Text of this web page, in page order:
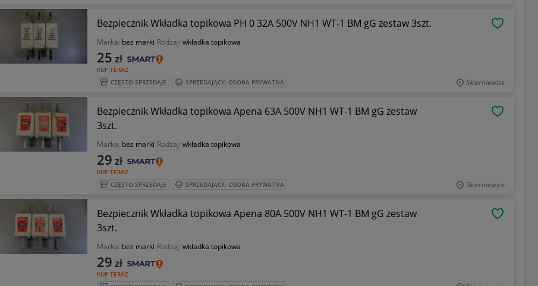
Bezpiecznik Wkładka topikowa PH 0 32A 500V NH1 WT-1 BM gG zestaw 3szt.
Marka: bez marki Rodzaj: wkładka topikowa
KUP TERAZ
25 zł
CZĘSTO SPRZEDAJE SPRZEDAJĄCY: OSOBA PRYWATNA Skierniewice
Bezpiecznik Wkładka topikowa Apena 63A 500V NH1 WT-1 BM gG zestaw
3szt.
Marka: bez marki Rodzaj: wkładka topikowa
KUP TERAZ
29 zł
CZĘSTO SPRZEDAJE SPRZEDAJĄCY: OSOBA PRYWATNA Skierniewice
Bezpiecznik Wkładka topikowa Apena 80A 500V NH1 WT-1 BM gG zestaw
3szt.
Marka: bez marki Rodzaj: wkładka topikowa
KUP TERAZ
29 zł